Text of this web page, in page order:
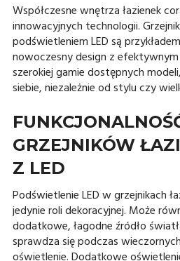
Współczesne wnętrza łazienek
innowacyjnych technologii.
podświetleniem LED są
nowoczesny design z
szerokiej gamie dostępnych
siebie, niezależnie od stylu czy
GRZEJNIKÓW
Z LED
Podświetlenie LED w grzejnikach
jedynie roli dekoracyjnej. Może
dodatkowe, łagodne źródło
sprawdza się podczas